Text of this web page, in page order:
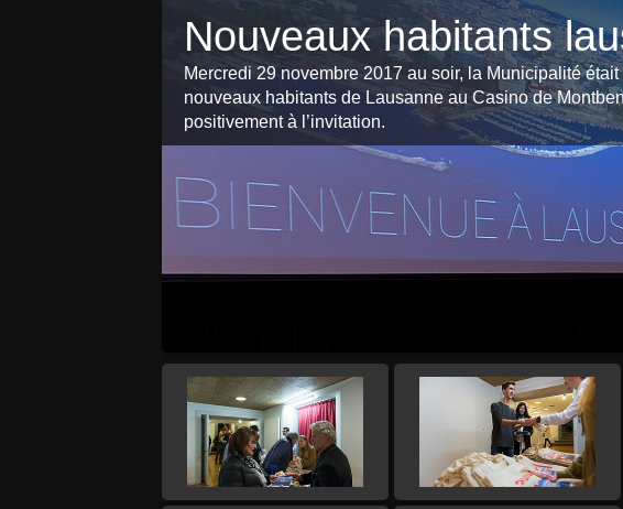
Nouveaux habitants
Mercredi 29 novembre 2017 au soir, la Municipalité
nouveaux habitants de Lausanne au Casino de
positivement à l’invitation.